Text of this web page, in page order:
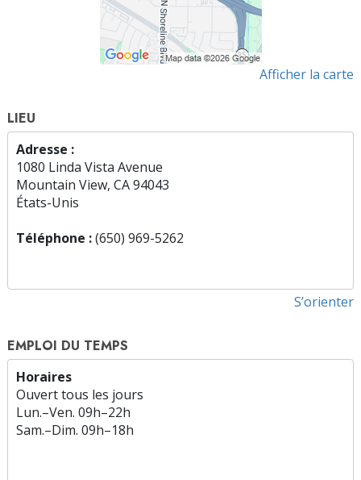
Afficher la carte
LIEU
Adresse :
1080 Linda Vista Avenue
Mountain View, CA 94043
États-Unis
Téléphone :(650) 969-5262
S’orienter
EMPLOI DU TEMPS
Horaires
Ouvert tous les jours
Lun.–Ven. 09h–22h
Sam.–Dim. 09h–18h